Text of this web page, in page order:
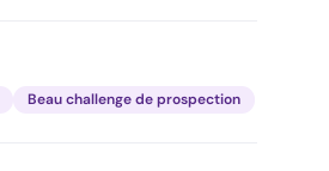
Beau challenge de prospection